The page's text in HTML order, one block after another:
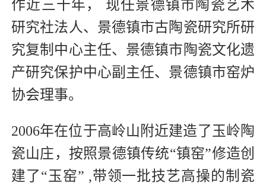
作近三十年， 现任景德镇市陶瓷艺术
研究社法人、景德镇市古陶瓷研究所研
究复制中心主任、景德镇市陶瓷文化遗
产研究保护中心副主任、景德镇市窑炉
协会理事。
2006年在位于高岭山附近建造了玉岭陶
瓷山庄，按照景德镇传统“镇窑”修造创
建了“玉窑” ,带领一批技艺高操的制瓷